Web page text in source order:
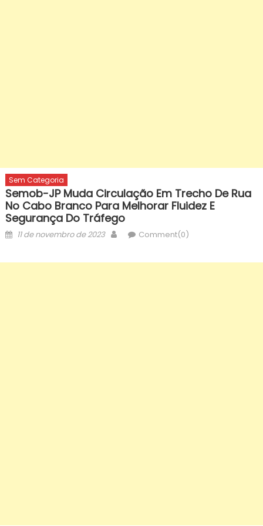
Sem Categoria
Semob-JP Muda Circulação Em Trecho De Rua
No Cabo Branco Para Melhorar Fluidez E
Segurança Do Tráfego
Posted
11 de novembro de 2023 AuthorComment(0)